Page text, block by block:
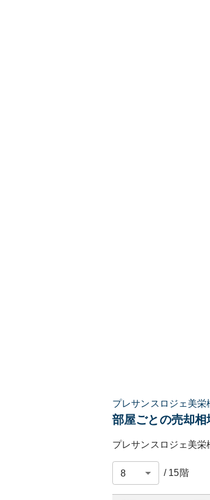
プレサンスロジェ美
部屋ごとの売却相
プレサンスロジェ美
/ 15階